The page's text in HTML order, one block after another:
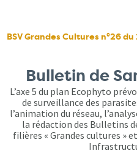
BSV Grandes Cultures n°26
Bulletin de
L’axe 5 du plan Ecophyto
de surveillance des
l’animation du réseau,
la rédaction des Bulletins
filières « Grandes cultures »